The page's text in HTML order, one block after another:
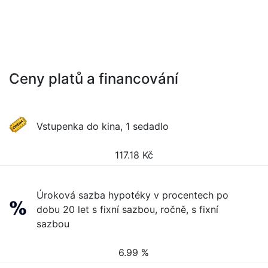
Ceny platů a financování
Vstupenka do kina, 1 sedadlo
117.18 Kč
Úroková sazba hypotéky v procentech po
dobu 20 let s fixní sazbou, ročně, s fixní
sazbou
6.99 %